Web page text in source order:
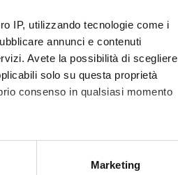
IP, utilizzando tecnologie come i
annunci e contenuti
Avete la possibilità di scegliere
solo su questa proprietà
consenso in qualsiasi momento
di qualche metro,Marketing